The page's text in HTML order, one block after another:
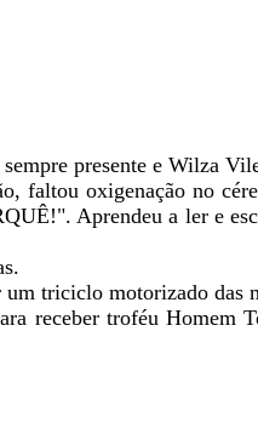
presente e Wilza
faltou oxigenação no
Aprendeu a ler e
um triciclo motorizado das
receber troféu Homem